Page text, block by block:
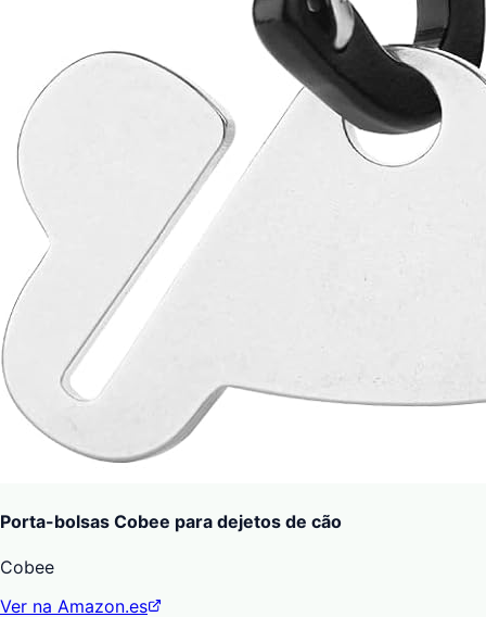
Porta-bolsas Cobee para dejetos de cão
Cobee
Ver na Amazon.es